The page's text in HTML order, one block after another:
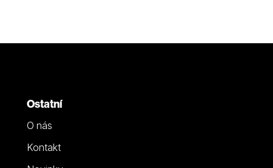
Ostatní
O nás
Kontakt